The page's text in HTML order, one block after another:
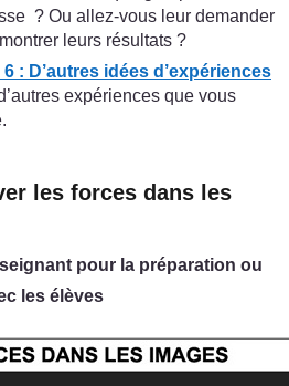
? Ou allez-vous leur demander
leurs résultats ?
: D’autres idées d’expériences
expériences que vous
les forces dans les
pour la préparation ou
les élèves